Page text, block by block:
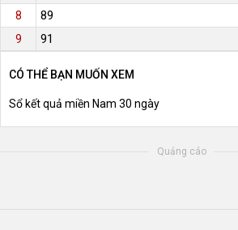
8 89
9 91
CÓ THỂ BẠN MUỐN XEM
Sổ kết quả miền Nam 30 ngày
Quảng cáo